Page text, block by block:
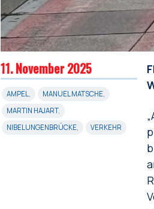
11. November 2025
AMPEL, MANUEL MATSCHE,
MARTIN HAJART,
NIBELUNGENBRÜCKE, VERKEHR